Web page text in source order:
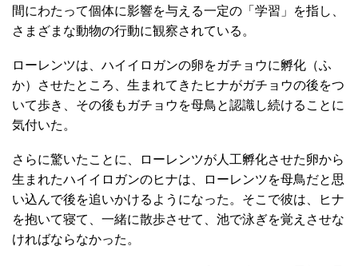
間にわたって個体に影響を与える一定の「学習」を指し、
さまざまな動物の行動に観察されている。
ローレンツは、ハイイロガンの卵をガチョウに孵化（ふ
か）させたところ、生まれてきたヒナがガチョウの後をつ
いて歩き、その後もガチョウを母鳥と認識し続けることに
気付いた。
さらに驚いたことに、ローレンツが人工孵化させた卵から
生まれたハイイロガンのヒナは、ローレンツを母鳥だと思
い込んで後を追いかけるようになった。そこで彼は、ヒナ
を抱いて寝て、一緒に散歩させて、池で泳ぎを覚えさせな
ければならなかった。